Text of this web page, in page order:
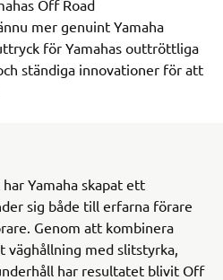
Off Road
mer genuint Yamaha
för Yamahas outtröttliga
ständiga innovationer för att
Yamaha skapat ett
sig både till erfarna förare
Genom att kombinera
väghållning med slitstyrka,
har resultatet blivit Off